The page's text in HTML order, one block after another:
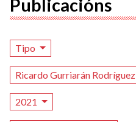
Publicacións
Tipo
Ricardo Gurriarán Rodríguez
2021